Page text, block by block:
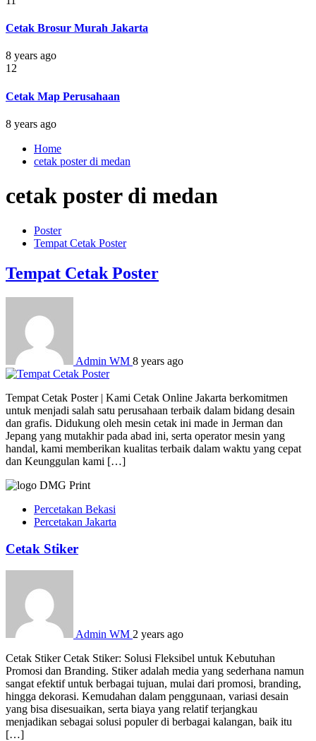
Cetak Brosur Murah Jakarta
8 years ago
12
Cetak Map Perusahaan
8 years ago
Home
cetak poster di medan
cetak poster di medan
Poster
Tempat Cetak Poster
Tempat Cetak Poster
Admin WM 8 years ago
Tempat Cetak Poster | Kami Cetak Online Jakarta berkomitmen
untuk menjadi salah satu perusahaan terbaik dalam bidang desain
dan grafis. Didukung oleh mesin cetak ini made in Jerman dan
Jepang yang mutakhir pada abad ini, serta operator mesin yang
handal, kami memberikan kualitas terbaik dalam waktu yang cepat
dan Keunggulan kami […]
Percetakan Bekasi
Percetakan Jakarta
Cetak Stiker
Admin WM 2 years ago
Cetak Stiker Cetak Stiker: Solusi Fleksibel untuk Kebutuhan
Promosi dan Branding. Stiker adalah media yang sederhana namun
sangat efektif untuk berbagai tujuan, mulai dari promosi, branding,
hingga dekorasi. Kemudahan dalam penggunaan, variasi desain
yang bisa disesuaikan, serta biaya yang relatif terjangkau
menjadikan sebagai solusi populer di berbagai kalangan, baik itu
[…]